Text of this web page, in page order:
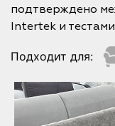
подтверждено
Intertek и
Подходит для: